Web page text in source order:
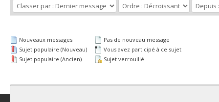
Nouveaux messages
Sujet populaire (Nouveau)
Sujet populaire (Ancien)
Pas de nouveau message
Vous avez participé à ce sujet
Sujet verrouillé